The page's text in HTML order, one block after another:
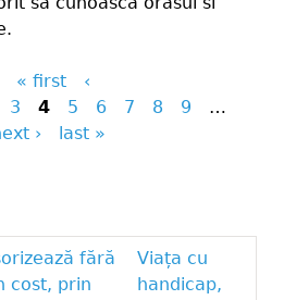
« first
‹
3 4 5 6 7 8 9
…
›
last »
fără
cost, prin
Viața cu
handicap,